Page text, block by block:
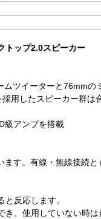
トップ2.0スピーカー
ツイーターと76mmの
用したスピーカー群は
級アンプを搭載
す。有線・無線接続と
反応します。
、使用していない時は